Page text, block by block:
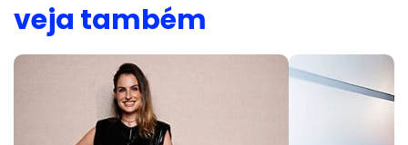
veja também